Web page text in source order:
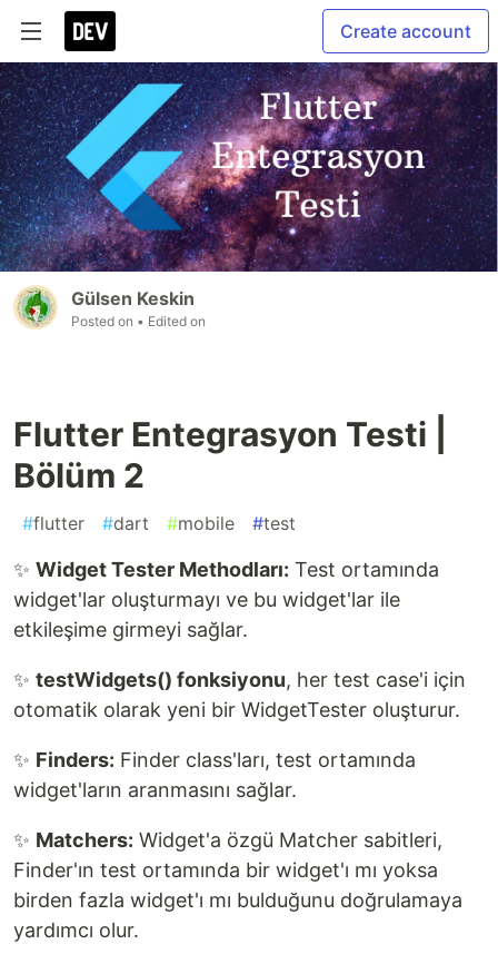
Create account
Gülsen Keskin
Posted on • Edited on
Flutter Entegrasyon Testi |
Bölüm 2
#flutter #dart #mobile #test
✨ Widget Tester Methodları: Test ortamında
widget'lar oluşturmayı ve bu widget'lar ile
etkileşime girmeyi sağlar.
✨ testWidgets() fonksiyonu, her test case'i için
otomatik olarak yeni bir WidgetTester oluşturur.
✨ Finders: Finder class'ları, test ortamında
widget'ların aranmasını sağlar.
✨ Matchers: Widget'a özgü Matcher sabitleri,
Finder'ın test ortamında bir widget'ı mı yoksa
birden fazla widget'ı mı bulduğunu doğrulamaya
yardımcı olur.